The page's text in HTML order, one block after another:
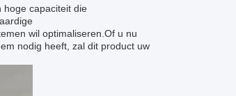
hoge capaciteit die
wil optimaliseren.Of u nu
nodig heeft, zal dit product uw